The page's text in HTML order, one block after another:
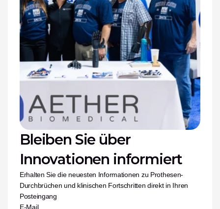
Bleiben Sie über
Innovationen informiert
Erhalten Sie die neuesten Informationen zu Prothesen-
Durchbrüchen und klinischen Fortschritten direkt in Ihren
Posteingang
E-Mail